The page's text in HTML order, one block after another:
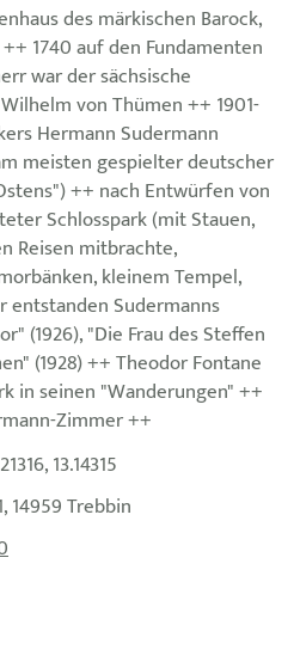
des märkischen Barock,
1740 auf den Fundamenten
war der sächsische
von Thümen ++ 1901-
Hermann Sudermann
meisten gespielter deutscher
++ nach Entwürfen von
Schlosspark (mit Stauen,
Reisen mitbrachte,
kleinem Tempel,
Sudermanns
(1926), "Die Frau des Steffen
(1928) ++ Theodor Fontane
in seinen "Wanderungen" ++
Zimmer ++
13.14315
14959 Trebbin